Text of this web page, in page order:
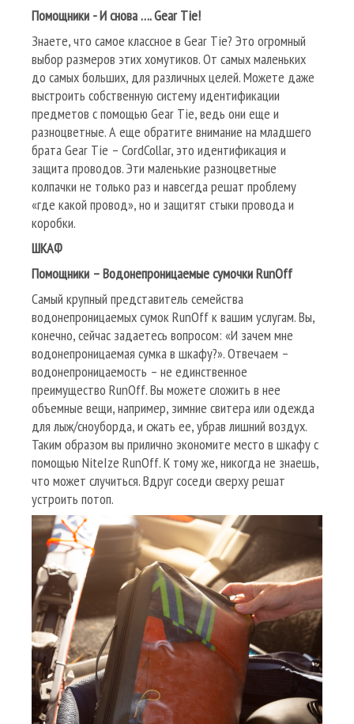
Помощники - И снова ….Gear Tie!
Знаете, что самое классное в Gear Tie? Это огромный
выбор размеров этих хомутиков. От самых маленьких
до самых больших, для различных целей. Можете даже
выстроить собственную систему идентификации
предметов с помощью Gear Tie, ведь они еще и
разноцветные. А еще обратите внимание на младшего
брата Gear Tie – CordCollar, это идентификация и
защита проводов. Эти маленькие разноцветные
колпачки не только раз и навсегда решат проблему
«где какой провод», но и защитят стыки провода и
коробки.
ШКАФ
Помощники – Водонепроницаемые сумочкиRunOff
Самый крупный представитель семейства
водонепроницаемых сумок RunOff к вашим услугам. Вы,
конечно, сейчас задаетесь вопросом: «И зачем мне
водонепроницаемая сумка в шкафу?». Отвечаем –
водонепроницаемость – не единственное
преимущество RunOff. Вы можете сложить в нее
объемные вещи, например, зимние свитера или одежда
для лыж/сноуборда, и сжать ее, убрав лишний воздух.
Таким образом вы прилично экономите место в шкафу с
помощью NiteIze RunOff. К тому же, никогда не знаешь,
что может случиться. Вдруг соседи сверху решат
устроить потоп.